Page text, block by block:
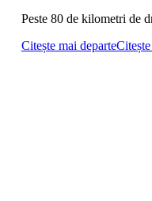
Peste 80 de kilometri de
Citește mai departe